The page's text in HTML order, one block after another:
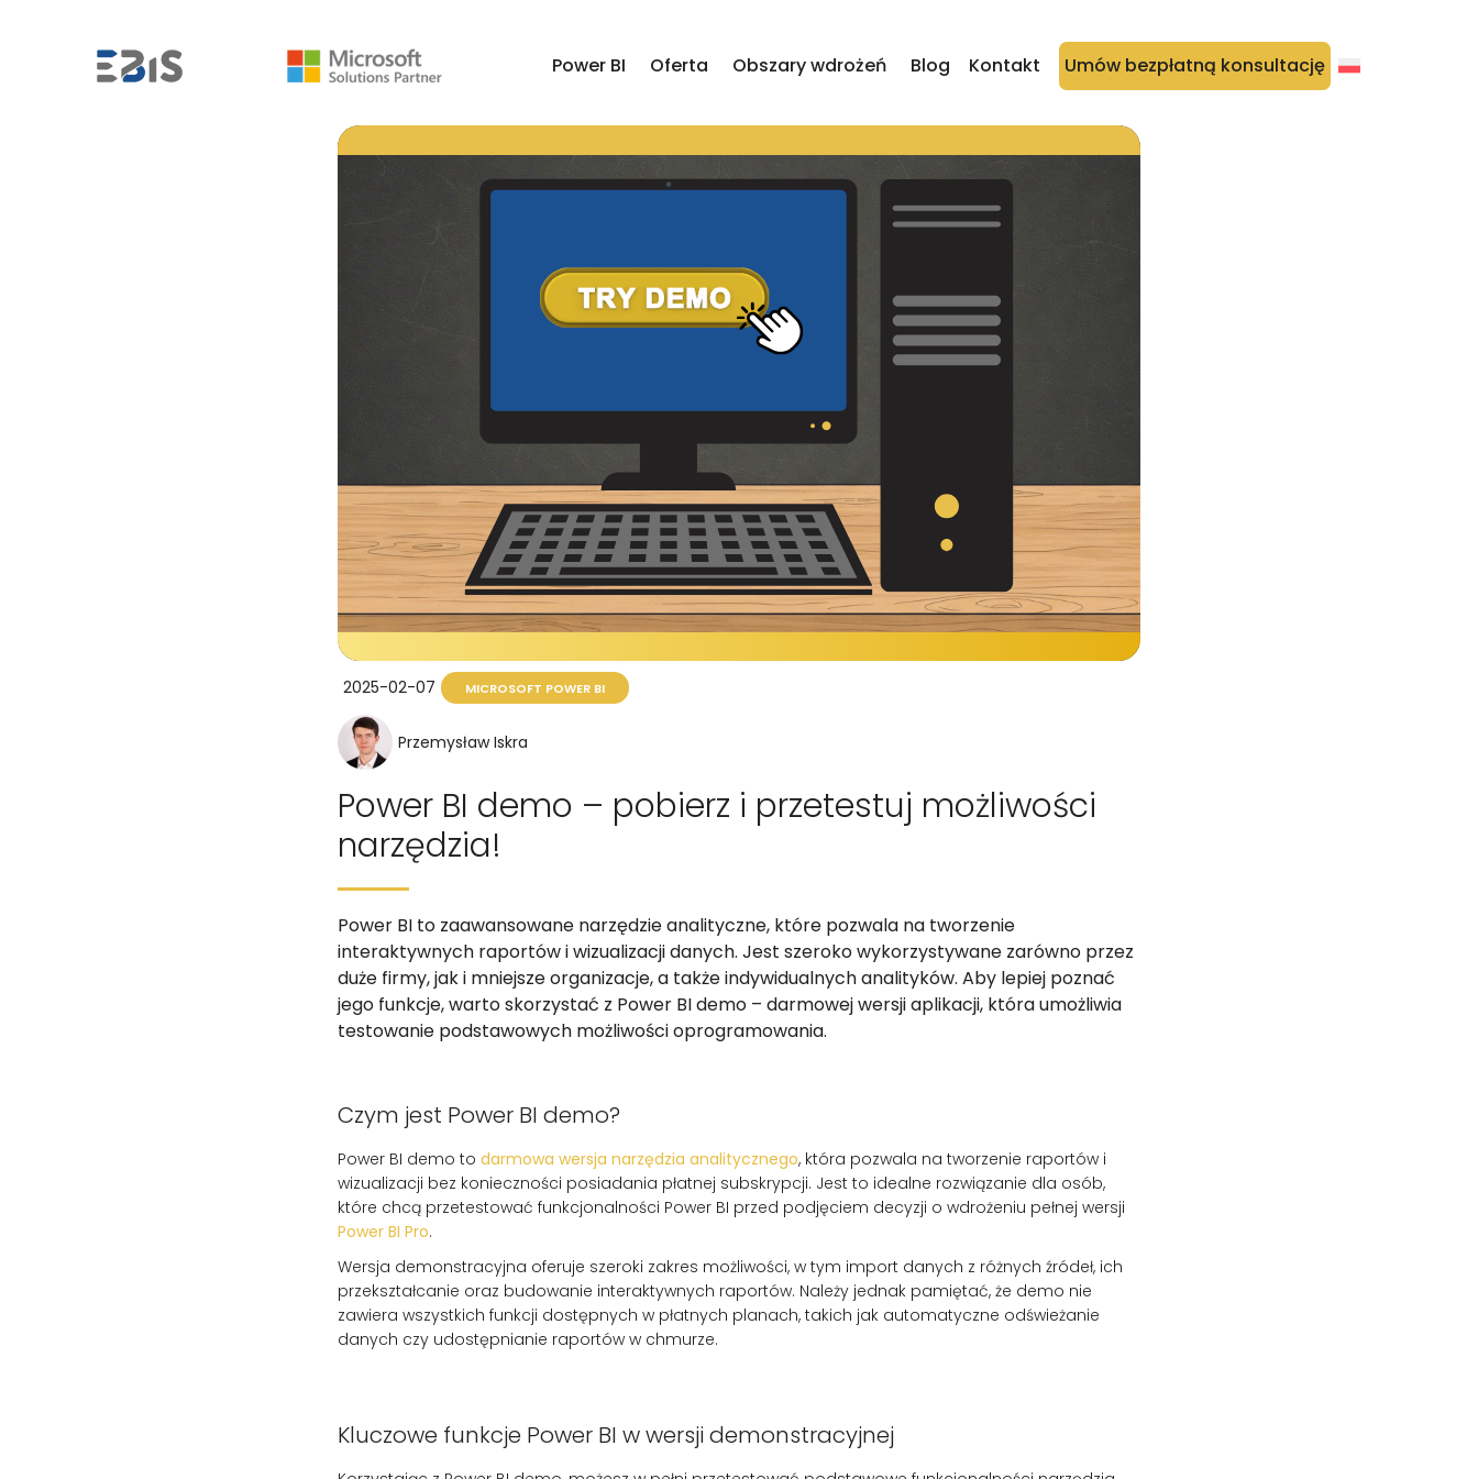
Power BI Oferta Obszary wdrożeń Blog Kontakt Umów bezpłatną konsultację
MICROSOFT POWER BI
2025-02-07 MICROSOFT POWER BI
Przemysław Iskra
Power BI demo – pobierz i przetestuj możliwości
narzędzia!
Power BI to zaawansowane narzędzie analityczne, które pozwala na tworzenie
interaktywnych raportów i wizualizacji danych. Jest szeroko wykorzystywane zarówno przez
duże firmy, jak i mniejsze organizacje, a także indywidualnych analityków. Aby lepiej poznać
jego funkcje, warto skorzystać z Power BI demo – darmowej wersji aplikacji, która umożliwia
testowanie podstawowych możliwości oprogramowania.
Czym jest Power BI demo?
Power BI demo to darmowa wersja narzędzia analitycznego, która pozwala na tworzenie raportów i
wizualizacji bez konieczności posiadania płatnej subskrypcji. Jest to idealne rozwiązanie dla osób,
które chcą przetestować funkcjonalności Power BI przed podjęciem decyzji o wdrożeniu pełnej wersji
Power BI Pro.
Wersja demonstracyjna oferuje szeroki zakres możliwości, w tym import danych z różnych źródeł, ich
przekształcanie oraz budowanie interaktywnych raportów. Należy jednak pamiętać, że demo nie
zawiera wszystkich funkcji dostępnych w płatnych planach, takich jak automatyczne odświeżanie
danych czy udostępnianie raportów w chmurze.
Kluczowe funkcje Power BI w wersji demonstracyjnej